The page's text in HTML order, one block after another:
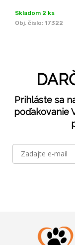
Skladom 2 ks
Obj. čislo: 17322
Prihláste sa
poďakovanie